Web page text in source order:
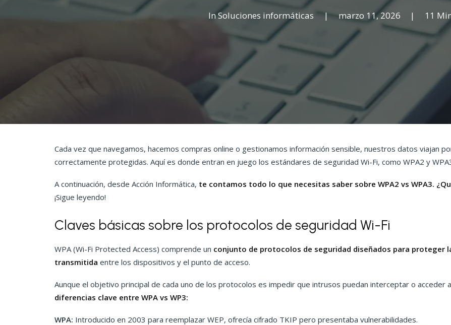
InSoluciones informáticas | marzo 11, 2026 | 11
Cada vez que navegamos, hacemos compras online o gestionamos información sensible, nuestros datos viajan
correctamente protegidas. Aquí es donde entran en juego los estándares de seguridad Wi-Fi, como WPA2 y
A continuación, desde Acción Informática, te contamos todo lo que necesitas saber sobre WPA2 vs WPA3.
¡Sigue leyendo!
Claves básicas sobre los protocolos de seguridad Wi-Fi
WPA (Wi-Fi Protected Access) comprende un conjunto de protocolos de seguridad diseñados para proteger
transmitida entre los dispositivos y el punto de acceso.
Aunque el objetivo principal de cada uno de los protocolos es impedir que intrusos puedan interceptar o acceder
diferencias clave entre WPA vs WP3:
WPA: Introducido en 2003 para reemplazar WEP, ofrecía cifrado TKIP pero presentaba vulnerabilidades.